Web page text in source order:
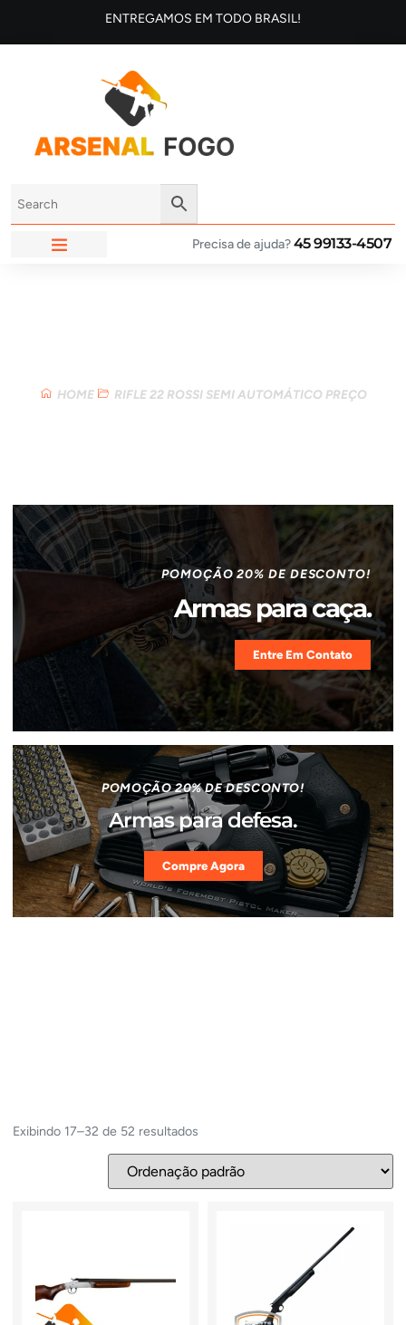
ENTREGAMOS EM TODO BRASIL!
Precisa de ajuda?45 99133-4507
HOME RIFLE 22 ROSSI SEMI AUTOMÁTICO PREÇO
POMOÇÃO 20% DE DESCONTO!
Armas para caça.
Entre Em Contato
POMOÇÃO 20% DE DESCONTO!
Armas para defesa.
Compre Agora
Exibindo 17–32 de 52 resultados